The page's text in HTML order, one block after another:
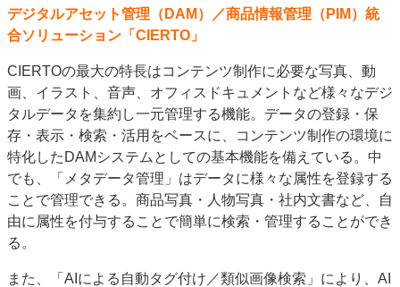
デジタルアセット管理（DAM）／商品情報管理（PIM）統
合ソリューション「CIERTO」
CIERTOの最大の特長はコンテンツ制作に必要な写真、動
画、イラスト、音声、オフィスドキュメントなど様々なデジ
タルデータを集約し一元管理する機能。データの登録・保
存・表示・検索・活用をベースに、コンテンツ制作の環境に
特化したDAMシステムとしての基本機能を備えている。中
でも、「メタデータ管理」はデータに様々な属性を登録する
ことで管理できる。商品写真・人物写真・社内文書など、自
由に属性を付与することで簡単に検索・管理することができ
る。
また、「AIによる自動タグ付け／類似画像検索」により、AI